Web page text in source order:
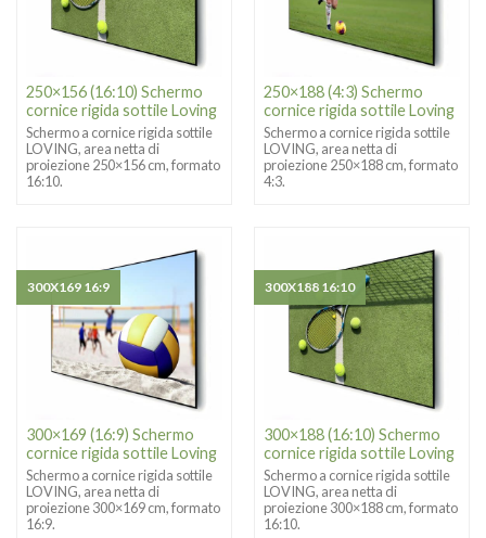
250×156 (16:10) Schermo
cornice rigida sottile Loving
Schermo a cornice rigida sottile
LOVING, area netta di
proiezione 250×156 cm, formato
16:10.
250×188 (4:3) Schermo
cornice rigida sottile Loving
Schermo a cornice rigida sottile
LOVING, area netta di
proiezione 250×188 cm, formato
4:3.
300×169 (16:9) Schermo
cornice rigida sottile Loving
Schermo a cornice rigida sottile
LOVING, area netta di
proiezione 300×169 cm, formato
16:9.
300X169 16:9
300×188 (16:10) Schermo
cornice rigida sottile Loving
Schermo a cornice rigida sottile
LOVING, area netta di
proiezione 300×188 cm, formato
16:10.
300X188 16:10